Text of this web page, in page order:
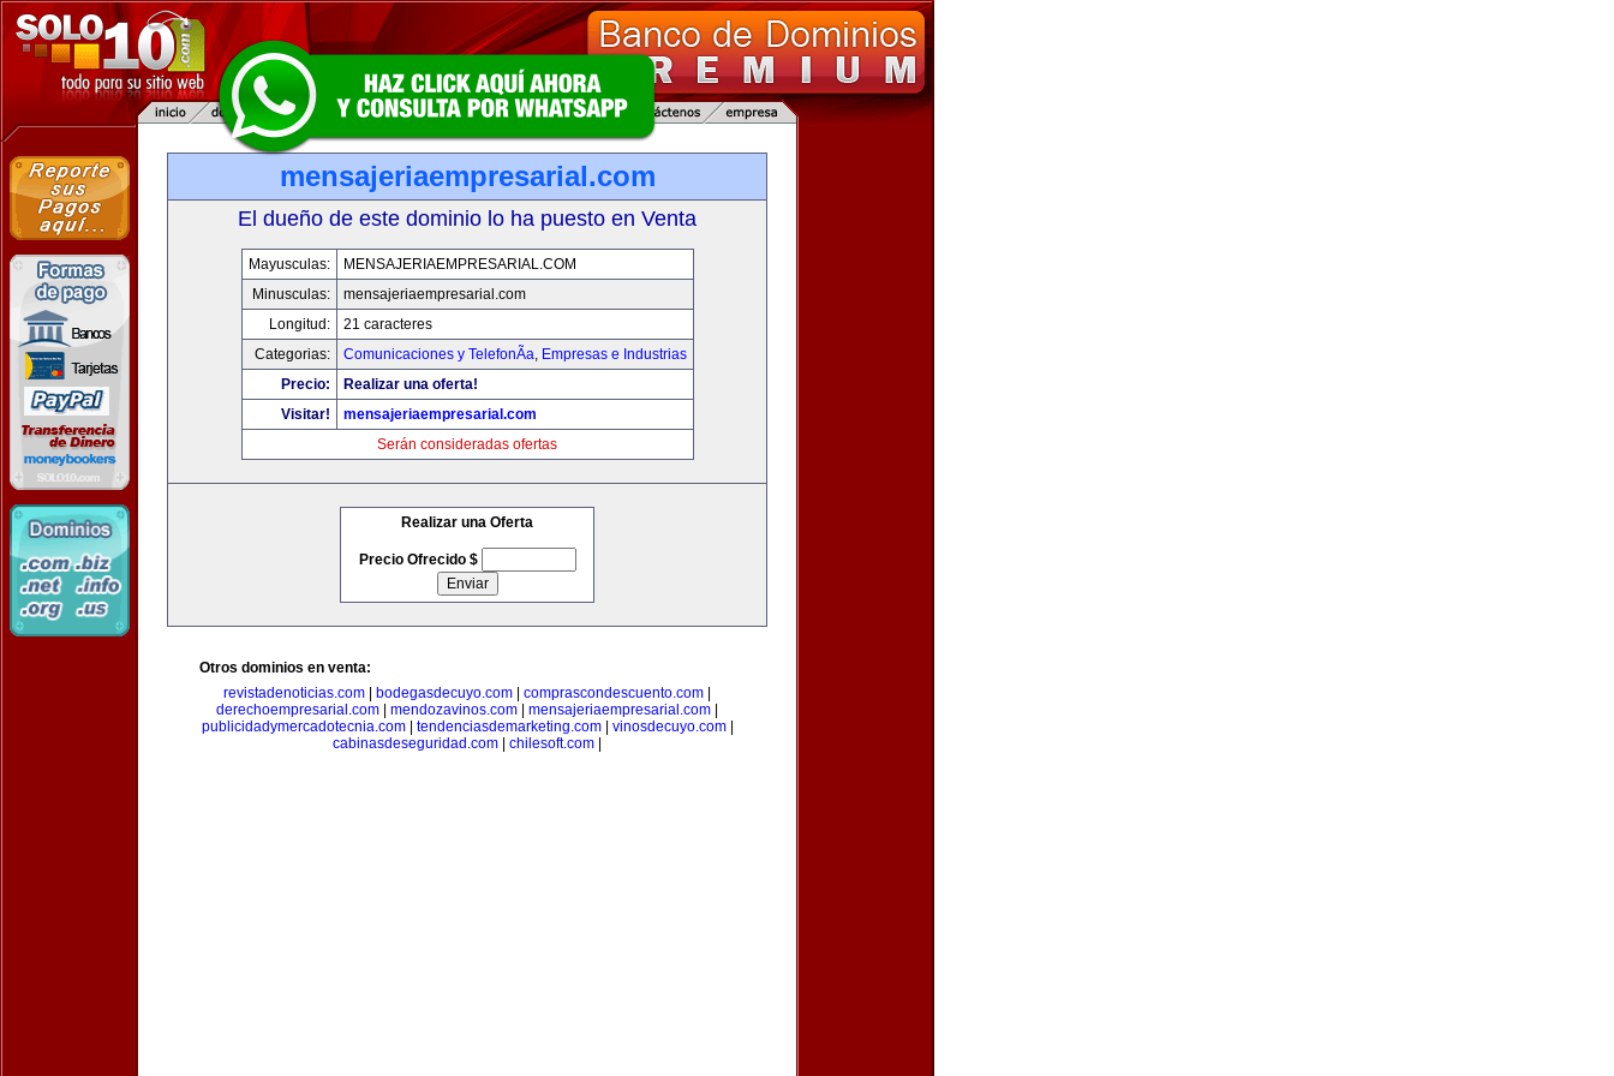
mensajeriaempresarial.com
El dueño de este dominio lo ha puesto en Venta
Mayusculas:
MENSAJERIAEMPRESARIAL.COM
Minusculas:
mensajeriaempresarial.com
Longitud:
21 caracteres
Categorias:
Comunicaciones y TelefonÃ­a, Empresas e Industrias
Precio:
Realizar una oferta!
Visitar!
mensajeriaempresarial.com
Serán consideradas ofertas
Realizar una Oferta
Precio Ofrecido $
Otros dominios en venta:
revistadenoticias.com
bodegasdecuyo.com comprascondescuento.com
derechoempresarial.com
mendozavinos.com mensajeriaempresarial.com
publicidadymercadotecnia.com| tendenciasdemarketing.com| vinosdecuyo.com|
cabinasdeseguridad.com
chilesoft.com